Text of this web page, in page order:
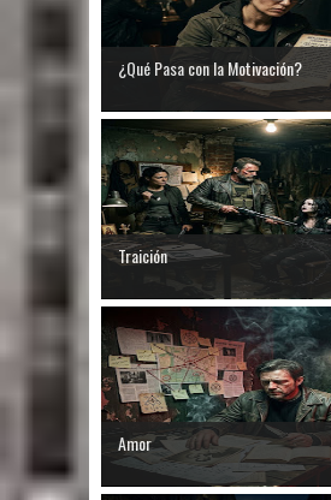
¿Qué Pasa con la Motivación?
Traición
Amor